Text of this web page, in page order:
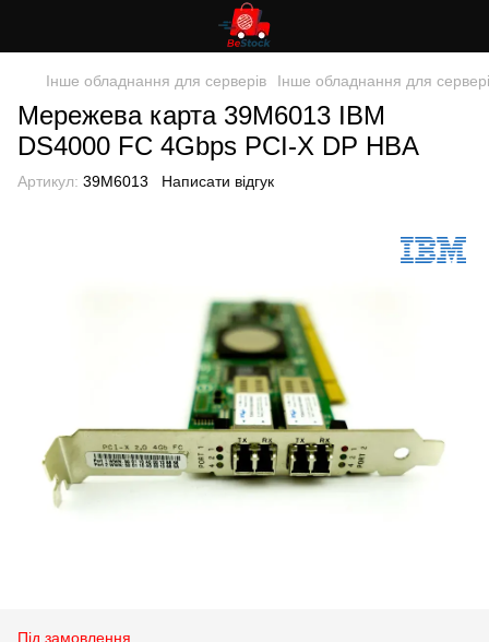
Інше обладнання для серверів Інше обладнання для
Мережева карта 39M6013 IBM
DS4000 FC 4Gbps PCI-X DP HBA
Артикул: 39M6013 Написати відгук
Під замовлення